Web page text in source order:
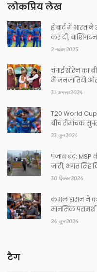
लोकप्रिय लेख
होबार्ट में भारत
कर दी,
2 नवंबर 2025
चंपाई सोरेन का
में जनजातियों और
31 अगस्त 2024
T20 World
बीच रोमांचक
23 जून 2024
पंजाब बंद: MSP
जारी, भगत सिंह
30 दिसंबर 2024
कमल हासन ने
मानसिक
24 जून 2024
टैग